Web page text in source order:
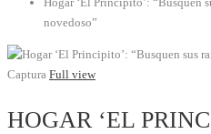
novedoso”
Captura Full view
HOGAR ‘EL